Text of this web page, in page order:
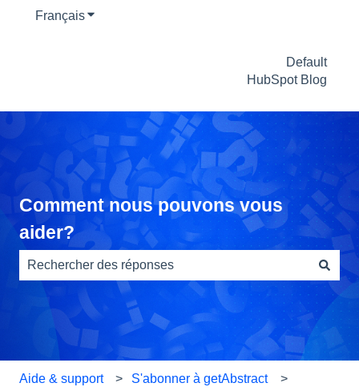
FrançaisAfficher le sous-menu pour les traductions
Default
HubSpot Blog
Comment nous pouvons vous
aider?
Il n'y a aucune suggestion car le champ de recherche
Aide & support S'abonner à getAbstract